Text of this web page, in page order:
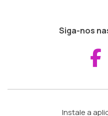
Siga-nos
Instale a